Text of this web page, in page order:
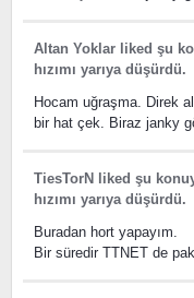
Altan Yoklar liked şu
hızımı yarıya düşürdü.
Hocam uğraşma. Direk
bir hat çek. Biraz janky
TiesTorN liked şu
hızımı yarıya düşürdü.
Buradan hort yapayım.
Bir süredir TTNET de